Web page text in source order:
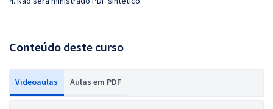
Conteúdo deste curso
Videoaulas Aulas em PDF